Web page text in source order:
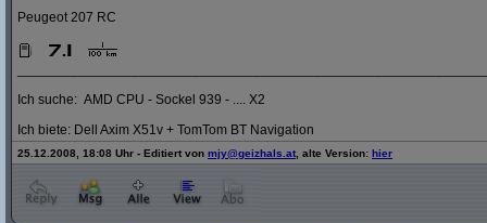
Peugeot 207 RC
Ich suche: AMD CPU - Sockel 939 - .... X2
Ich biete: Dell Axim X51v + TomTom BT Navigation
25.12.2008, 18:08 Uhr - Editiert von mjy@geizhals.at , alte Version: hier